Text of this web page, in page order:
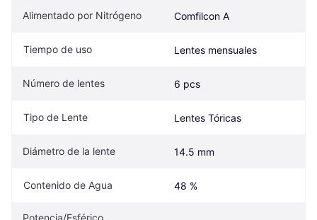
Alimentado por Nitrógeno Comfilcon A
Tiempo de uso Lentes mensuales
Número de lentes 6 pcs
Tipo de Lente Lentes Tóricas
Diámetro de la lente 14.5 mm
Contenido de Agua 48 %
Potencia/Esférico